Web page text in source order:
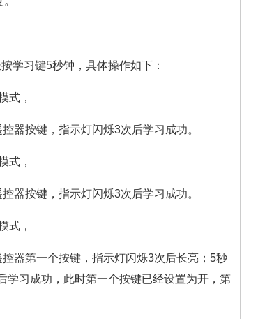
学习键5秒钟，具体操作如下：
式，
器按键，指示灯闪烁3次后学习成功。
式，
器按键，指示灯闪烁3次后学习成功。
式，
器第一个按键，指示灯闪烁3次后长亮；5秒
学习成功，此时第一个按键已经设置为开，第